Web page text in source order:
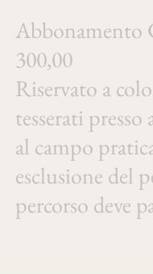
Abbonamento
300,00
Riservato a
tesserati presso
al campo
esclusione del
percorso deve